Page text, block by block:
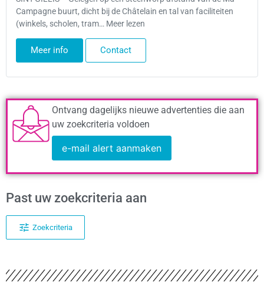
Campagne buurt, dicht bij de Châtelain en tal van faciliteiten
(winkels, scholen, tram… Meer lezen
Meer info Contact
Ontvang dagelijks nieuwe advertenties die aan
uw zoekcriteria voldoen
e-mail alert aanmaken
Past uw zoekcriteria aan
Zoekcriteria